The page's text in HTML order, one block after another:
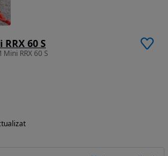
60 S
RRX 60 S